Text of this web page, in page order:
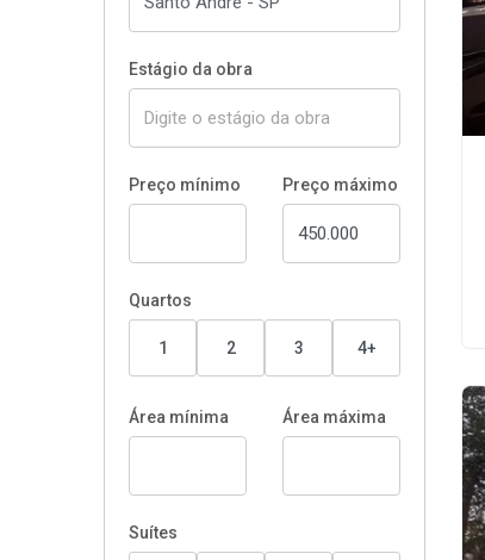
Estágio da obra
Preço mínimo Preço máximo
Quartos
1 2 3 4+
Área mínima Área máxima
Suítes